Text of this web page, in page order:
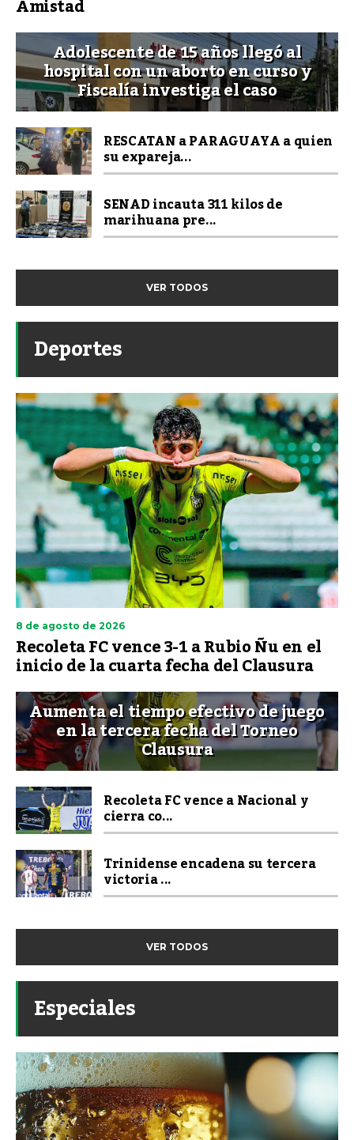
Amistad
Adolescente de 15 años llegó al
hospital con un aborto en curso y
Fiscalía investiga el caso
RESCATAN a PARAGUAYA a quien
su expareja...
SENAD incauta 311 kilos de
marihuana pre...
VER TODOS
Deportes
8 de agosto de 2026
Recoleta FC vence 3-1 a Rubio Ñu en el
inicio de la cuarta fecha del Clausura
Aumenta el tiempo efectivo de juego
en la tercera fecha del Torneo
Clausura
Recoleta FC vence a Nacional y
cierra co...
Trinidense encadena su tercera
victoria ...
VER TODOS
Especiales